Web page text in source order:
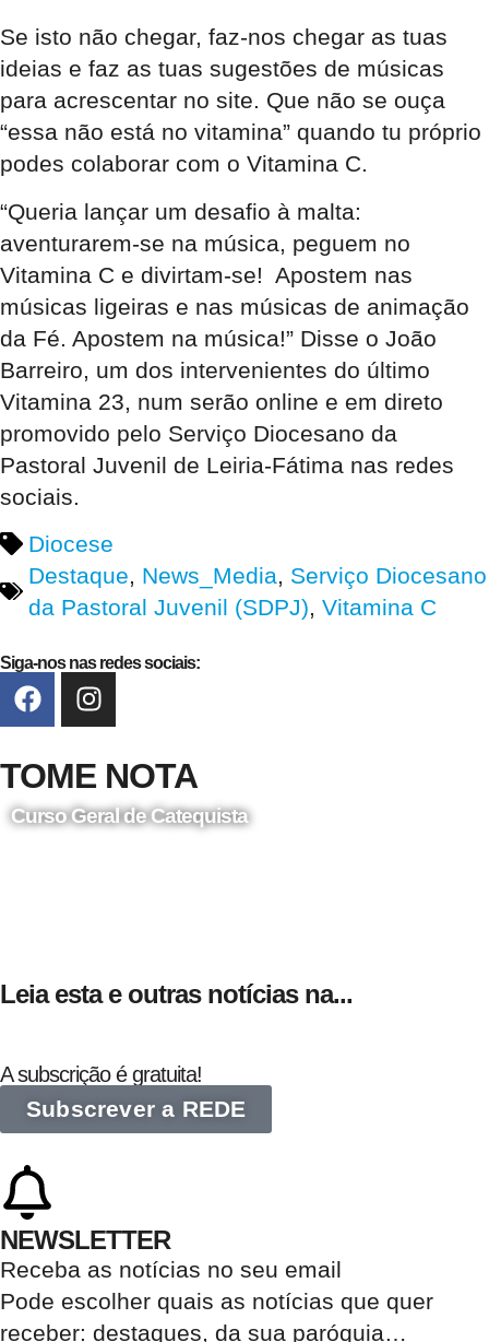
Se isto não chegar, faz-nos chegar as tuas
ideias e faz as tuas sugestões de músicas
para acrescentar no site. Que não se ouça
“essa não está no vitamina” quando tu próprio
podes colaborar com o Vitamina C.
“Queria lançar um desafio à malta:
aventurarem-se na música, peguem no
Vitamina C e divirtam-se! Apostem nas
músicas ligeiras e nas músicas de animação
da Fé. Apostem na música!” Disse o João
Barreiro, um dos intervenientes do último
Vitamina 23, num serão online e em direto
promovido pelo Serviço Diocesano da
Pastoral Juvenil de Leiria-Fátima nas redes
sociais.
Diocese
Destaque, News_Media, Serviço Diocesano
da Pastoral Juvenil (SDPJ), Vitamina C
Siga-nos nas redes sociais:
TOME NOTA
Curso Geral de Catequista
Leia esta e outras notícias na...
A subscrição é gratuita!
Subscrever a REDE
NEWSLETTER
Receba as notícias no seu email​
Pode escolher quais as notícias que quer
receber: destaques, da sua paróquia…